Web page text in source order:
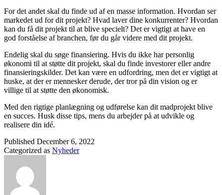
For det andet skal du finde ud af en masse information. Hvordan ser
markedet ud for dit projekt? Hvad laver dine konkurrenter? Hvordan
kan du få dit projekt til at blive specielt? Det er vigtigt at have en
god forståelse af branchen, før du går videre med dit projekt.
Endelig skal du søge finansiering. Hvis du ikke har personlig
økonomi til at støtte dit projekt, skal du finde investorer eller andre
finansieringskilder. Det kan være en udfordring, men det er vigtigt at
huske, at der er mennesker derude, der tror på din vision og er
villige til at støtte den økonomisk.
Med den rigtige planlægning og udførelse kan dit madprojekt blive
en succes. Husk disse tips, mens du arbejder på at udvikle og
realisere din idé.
Published December 6, 2022
Categorized as Nyheder